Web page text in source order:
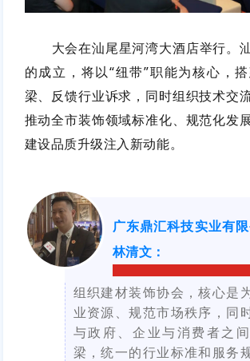
大会在汕尾星河湾大酒店举行。
的成立，将以“纽带”职能为核心，
梁、反馈行业诉求，同时组织技术交
推动全市装饰领域标准化、规范化发
建设品质升级注入新动能。
广东鼎汇科技实业有
林清文 ：
组织建材装饰协会，核心是
业资源、规范市场秩序，同
与政府、企业与消费者之
梁，统一的行业标准和服务